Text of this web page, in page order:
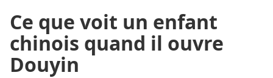
Ce que voit un enfant
chinois quand il ouvre
Douyin